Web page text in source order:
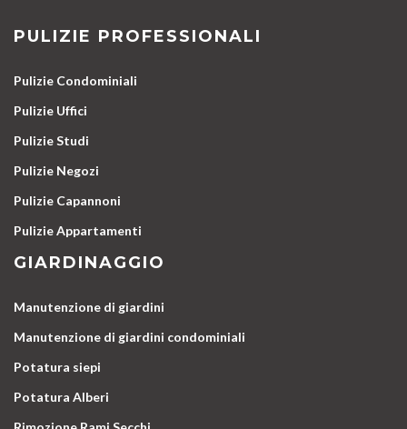
PULIZIE PROFESSIONALI
Pulizie Condominiali
Pulizie Uffici
Pulizie Studi
Pulizie Negozi
Pulizie Capannoni
Pulizie Appartamenti
GIARDINAGGIO
Manutenzione di giardini
Manutenzione di giardini condominiali
Potatura siepi
Potatura Alberi